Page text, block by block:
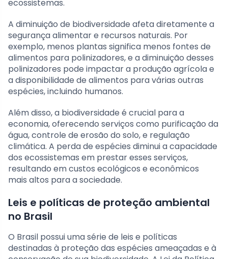
ecossistemas.
A diminuição de biodiversidade afeta diretamente a
segurança alimentar e recursos naturais. Por
exemplo, menos plantas significa menos fontes de
alimentos para polinizadores, e a diminuição desses
polinizadores pode impactar a produção agrícola e
a disponibilidade de alimentos para várias outras
espécies, incluindo humanos.
Além disso, a biodiversidade é crucial para a
economia, oferecendo serviços como purificação da
água, controle de erosão do solo, e regulação
climática. A perda de espécies diminui a capacidade
dos ecossistemas em prestar esses serviços,
resultando em custos ecológicos e econômicos
mais altos para a sociedade.
Leis e políticas de proteção ambiental
no Brasil
O Brasil possui uma série de leis e políticas
destinadas à proteção das espécies ameaçadas e à